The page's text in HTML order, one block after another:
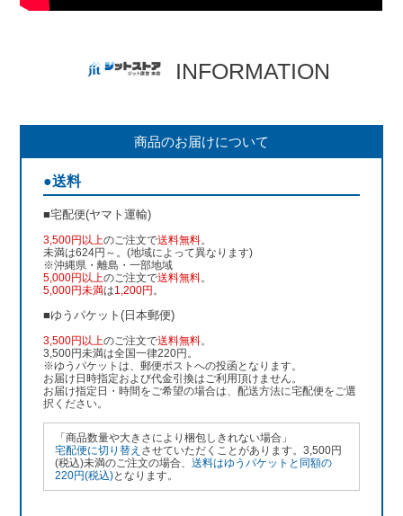
INFORMATION
商品のお届けについて
●送料
■宅配便(ヤマト運輸)
3,500円以上のご注文で送料無料。
未満は624円～。(地域によって異なります)
※沖縄県・離島・一部地域
5,000円以上のご注文で送料無料。
5,000円未満は1,200円 。
■ゆうパケット(日本郵便)
3,500円以上のご注文で送料無料。
3,500円未満は全国一律220円。
※ゆうパケットは、郵便ポストへの投函となります。
お届け日時指定および代金引換はご利用頂けません。
お届け指定日・時間をご希望の場合は、配送方法に宅配便をご選
択ください。
「商品数量や大きさにより梱包しきれない場合」
宅配便に切り替え させていただくことがあります。3,500円
(税込)未満のご注文の場合、送料はゆうパケットと同額の
220円(税込)となります。